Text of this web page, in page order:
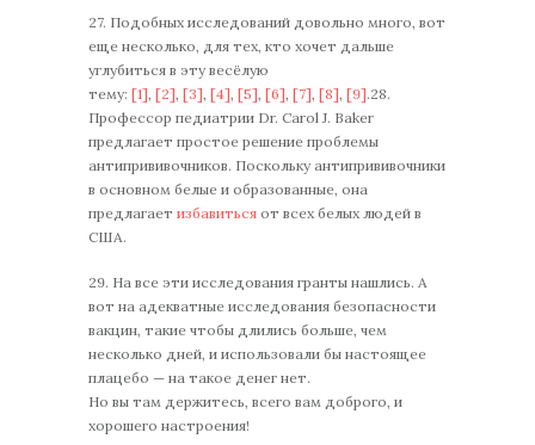
27. Подобных исследований довольно много, вот
еще несколько, для тех, кто хочет дальше
углубиться в эту весёлую
тему: [1], [2], [3], [4], [5], [6], [7], [8], [9].28.
Профессор педиатрии Dr. Carol J. Baker
предлагает простое решение проблемы
антипрививочников. Поскольку антипрививочники
в основном белые и образованные, она
предлагает избавиться от всех белых людей в
США.
29. На все эти исследования гранты нашлись. А
вот на адекватные исследования безопасности
вакцин, такие чтобы длились больше, чем
несколько дней, и использовали бы настоящее
плацебо — на такое денег нет.
Но вы там держитесь, всего вам доброго, и
хорошего настроения!